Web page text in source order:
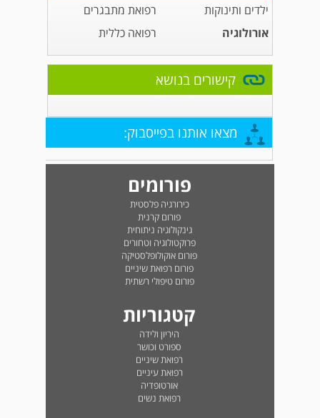
ילדים ותינוקות
רפואת מתבגרים
אורולוגיה
רפואה כללית
קישורים בנושא
מצאו אותנו בפייסבוק:
פורומים
כירורגיה פלסטית
פורום קרנית
גינקולוגיה ניתוחית
פרוקטולוגיה וטחורים
פורום אוקולופלסטיקה
פורום רפואת שיניים
פורום טיפולי רשתית
קטגוריות
היריון ולידה
ספורט וכושר
רפואת שיניים
רפואת עיניים
אורטופדיה
רפואת נשים